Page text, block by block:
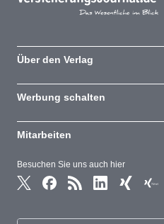
Besuchen Sie uns auch hier
Über den Verlag
Werbung schalten
Mitarbeiten